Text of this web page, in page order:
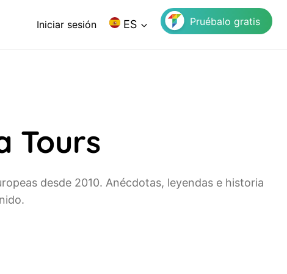
Iniciar sesión ES Pruébalo gratis
Tours
desde 2010. Anécdotas, leyendas e historia